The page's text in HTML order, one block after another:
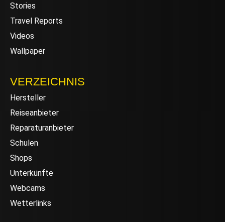
Stories
Travel Reports
Videos
Wallpaper
VERZEICHNIS
Hersteller
Reiseanbieter
Reparaturanbieter
Schulen
Shops
Unterkünfte
Webcams
Wetterlinks